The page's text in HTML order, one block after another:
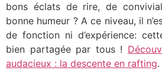
bons éclats de rire, de
bonne humeur ? A ce niveau, il
de fonction ni d’expérience:
bien partagée par tous !
audacieux : la descente en rafting.